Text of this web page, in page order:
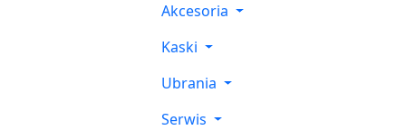
Akcesoria
Kaski
Ubrania
Serwis